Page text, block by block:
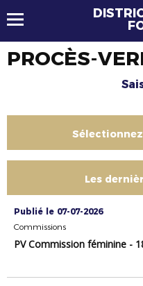
PROCÈS-
Les
Publié le 07-07-2026
Commissions
PV Commission féminine -